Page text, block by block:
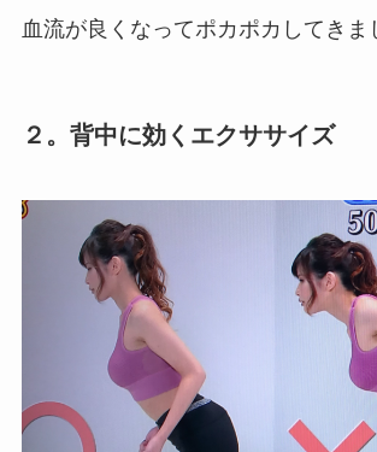
血流が良くなってポカポカしてきま
２。背中に効くエクササイズ